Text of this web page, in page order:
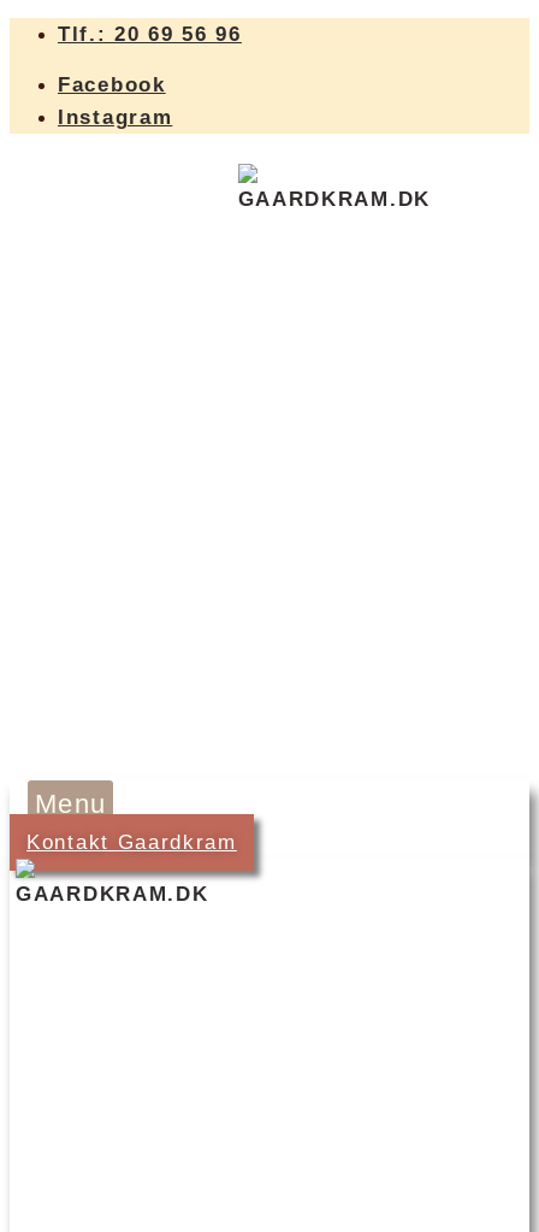
Hop
indhold
Tlf.: 20 69 56 96
Facebook
Instagram
Menu
Kontakt Gaardkram